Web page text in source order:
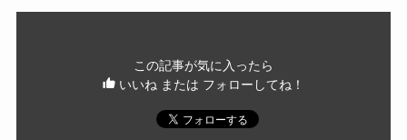
この記事が気に入ったら
いいね または フォローしてね！